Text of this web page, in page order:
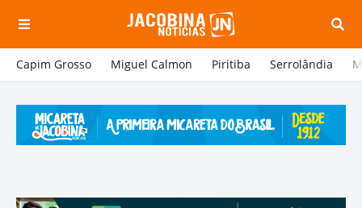
Capim Grosso Miguel Calmon Piritiba Serrolândia